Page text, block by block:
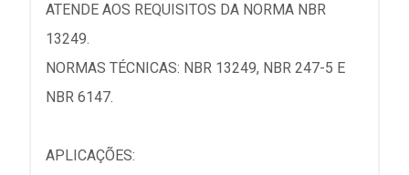
ATENDE AOS REQUISITOS DA NORMA NBR
13249.
NORMAS TÉCNICAS: NBR 13249, NBR 247-5 E
NBR 6147.
APLICAÇÕES: